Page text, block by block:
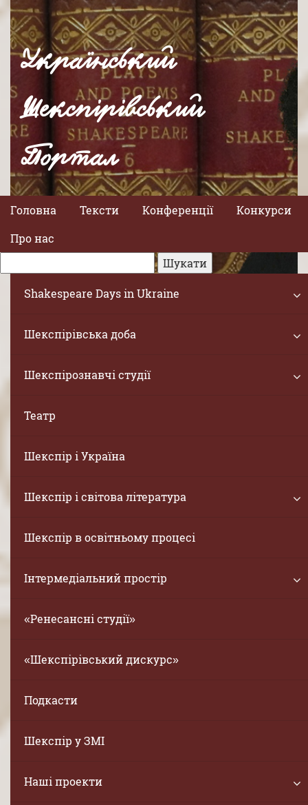
Український
Шекспірівський
Портал
Головна Тексти Конференції
Конкурси
Про нас
Shakespeare Days in Ukraine
Шекспірівська доба
Шекспірознавчі студії
Театр
Шекспір і Україна
Шекспір і світова література
Шекспір в освітньому процесі
Інтермедіальний простір
«Ренесансні студії»
«Шекспірівський дискурс»
Подкасти
Шекспір у ЗМІ
Наші проекти